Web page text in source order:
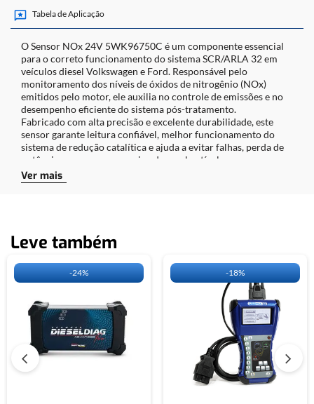
Tabela de Aplicação
O Sensor NOx 24V 5WK96750C é um componente essencial
para o correto funcionamento do sistema SCR/ARLA 32 em
veículos diesel Volkswagen e Ford. Responsável pelo
monitoramento dos níveis de óxidos de nitrogênio (NOx)
emitidos pelo motor, ele auxilia no controle de emissões e no
desempenho eficiente do sistema pós-tratamento.
Fabricado com alta precisão e excelente durabilidade, este
sensor garante leitura confiável, melhor funcionamento do
sistema de redução catalítica e ajuda a evitar falhas, perda de
potência e consumo excessivo de combustível.
Compatível com sistemas SCR/ARLA 32
•Auxilia na redução de emissões poluentes
•Melhor desempenho e eficiência do motor
•Produto resistente e de alta durabilidade
Aplicações:
Compatível com veículos diesel VW e Ford 24V equipados
com sistema SCR.
Ver mais
Leve também
-24% -18%